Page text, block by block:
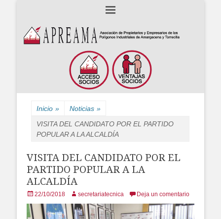
APREAMA
Asociación de Propietarios y Empresarios de los polígonos industriales
Amargacena y La Torrecilla
Inicio » Noticias »
VISITA DEL CANDIDATO POR EL PARTIDO
POPULAR A LA ALCALDÍA
VISITA DEL CANDIDATO POR EL
PARTIDO POPULAR A LA
ALCALDÍA
Posted
on
22/10/2018 Author
secretariatecnica Deja un comentario